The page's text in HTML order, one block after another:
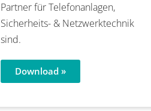
Partner für Telefonanlagen,
Sicherheits- & Netzwerktechnik
sind.
Download »